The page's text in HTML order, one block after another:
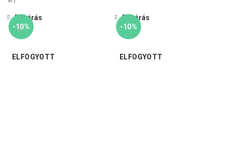
-10%
ELFOGYOTT
Bezárás
-10%
ELFOGYOTT
Bezárás